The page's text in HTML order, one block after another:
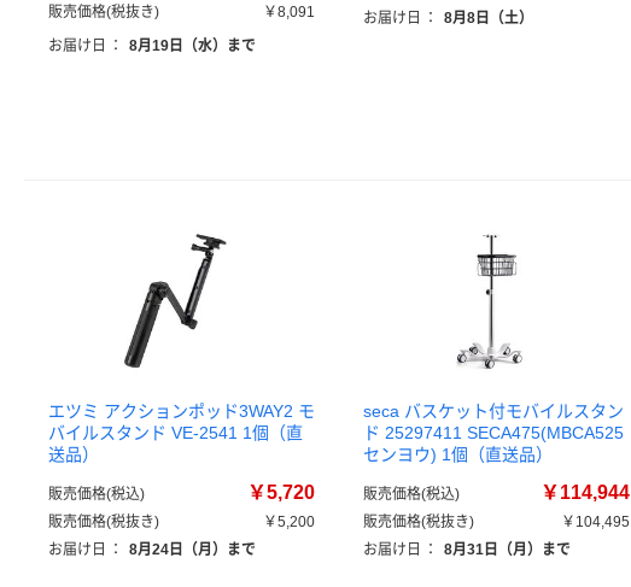
販売価格(税抜き)
￥8,091
お届け日
： 8月19日（水）まで
お届け日
： 8月8日（土）
エツミ アクションポッド3WAY2 モ
バイルスタンド VE-2541 1個（直
送品）
販売価格(税込) ￥5,720
販売価格(税抜き)
￥5,200
お届け日
： 8月24日（月）まで
seca バスケット付モバイルスタン
ド 25297411 SECA475(MBCA525
センヨウ) 1個（直送品）
販売価格(税込) ￥114,944
販売価格(税抜き)
￥104,495
お届け日
： 8月31日（月）まで